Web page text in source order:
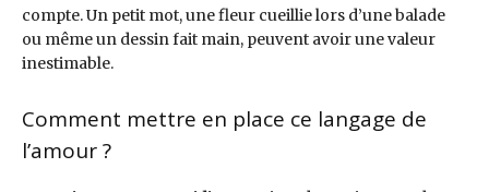
compte. Un petit mot, une fleur cueillie lors d’une balade
ou même un dessin fait main, peuvent avoir une valeur
inestimable.
Comment mettre en place ce langage de
l’amour ?